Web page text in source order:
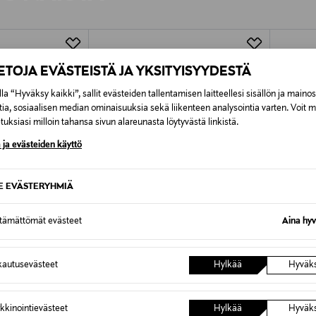
EVÄSTEISTÄ JA YKSITYISYYDESTÄ
“Hyväksy kaikki”, sallit evästeiden tallentamisen laitteellesi sisällön ja
sosiaalisen median ominaisuuksia sekä liikenteen analysointia varten. Voit
milloin tahansa sivun alareunasta löytyvästä linkistä.
ja evästeiden käyttö
EVÄSTERYHMIÄ
evästeet Aina
Hylkää
Hylkää
Alk. 6,90 €, kun toimitus on
3-pack
ETUKUPONKITUOTE
POLO RALPH LAUREN
Bodyt 2-pack, lahjapakkaus
LINDEX